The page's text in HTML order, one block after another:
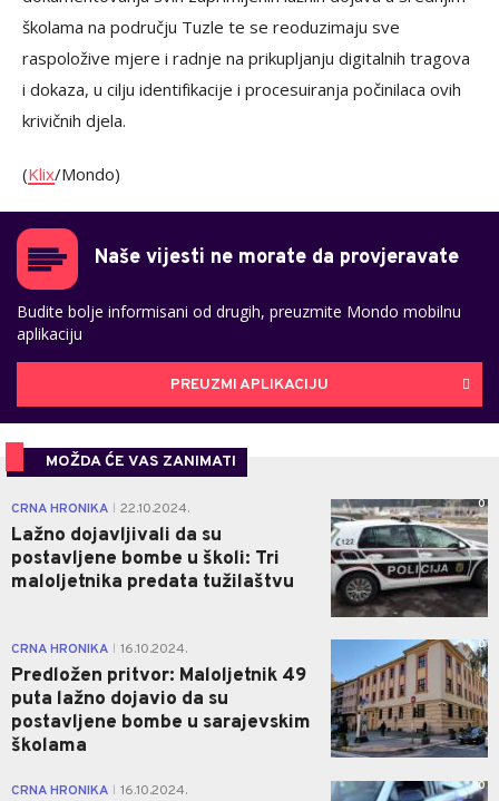
školama na području Tuzle te se reoduzimaju sve
raspoložive mjere i radnje na prikupljanju digitalnih tragova
i dokaza, u cilju identifikacije i procesuiranja počinilaca ovih
krivičnih djela.
(Klix/Mondo)
Naše vijesti ne morate da provjeravate
Budite bolje informisani od drugih, preuzmite Mondo mobilnu
aplikaciju
PREUZMI APLIKACIJU
MOŽDA ĆE VAS ZANIMATI
CRNA HRONIKA 22.10.2024.
Lažno dojavljivali da su
postavljene bombe u školi: Tri
maloljetnika predata tužilaštvu
0
CRNA HRONIKA 16.10.2024.
Predložen pritvor: Maloljetnik 49
puta lažno dojavio da su
postavljene bombe u sarajevskim
školama
0
CRNA HRONIKA 16.10.2024. 0